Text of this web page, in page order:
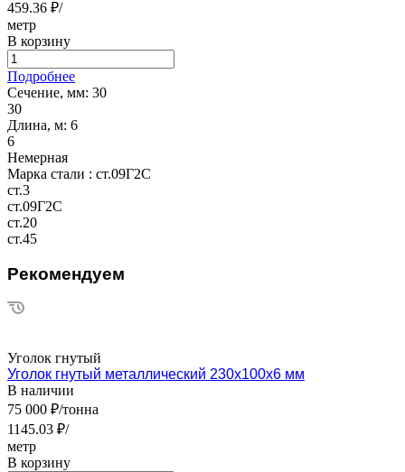
459.36 ₽/
метр
В корзину
Подробнее
Сечение, мм: 30
30
Длина, м: 6
6
Немерная
Марка стали : ст.09Г2С
ст.3
ст.09Г2С
ст.20
ст.45
Рекомендуем
Уголок гнутый
Уголок гнутый металлический 230х100х6 мм
В наличии
75 000 ₽/тонна
1145.03 ₽/
метр
В корзину